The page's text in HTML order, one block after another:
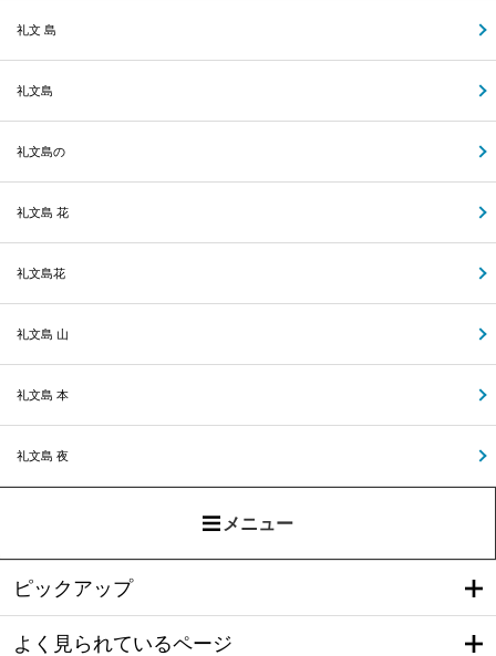
礼文 島
礼文島
礼文島の
礼文島 花
礼文島花
礼文島 山
礼文島 本
礼文島 夜
メニュー
ピックアップ
よく見られているページ